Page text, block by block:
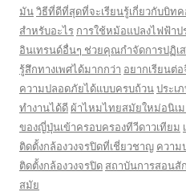
มันวิธีที่ดีที่สุดที่จะเรียนรู้เกี่ยวกับบิทค
สำหรับอะไร การใช้หม้อแปลงไฟฟ้าป
อินเทรนด์อื่นๆ ช่วยคุณกำจัดการปฏิเ
รู้สึกทางเพศได้มากกว่า อยากเรียนต่
ความปลอดภัยได้แบบครบถ้วนประเ
ทำงานได้ดี ผ้าไหมไทยสมัยใหม่อนิเ
ของญี่ปุ่นเข้าครอบครองทีวีดาวเทียม
ติดตั้งกล้องวงจรปิดที่เชี่ยวชาญ ความ
ติดตั้งกล้องวงจรปิด สถาบันการสอน
สมัย